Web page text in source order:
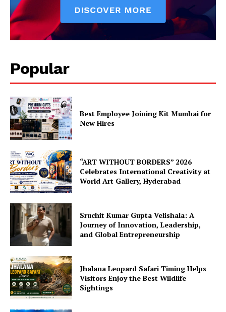
Popular
Best Employee Joining Kit Mumbai for
New Hires
“ART WITHOUT BORDERS” 2026
Celebrates International Creativity at
World Art Gallery, Hyderabad
Sruchit Kumar Gupta Velishala: A
Journey of Innovation, Leadership,
and Global Entrepreneurship
Jhalana Leopard Safari Timing Helps
Visitors Enjoy the Best Wildlife
Sightings